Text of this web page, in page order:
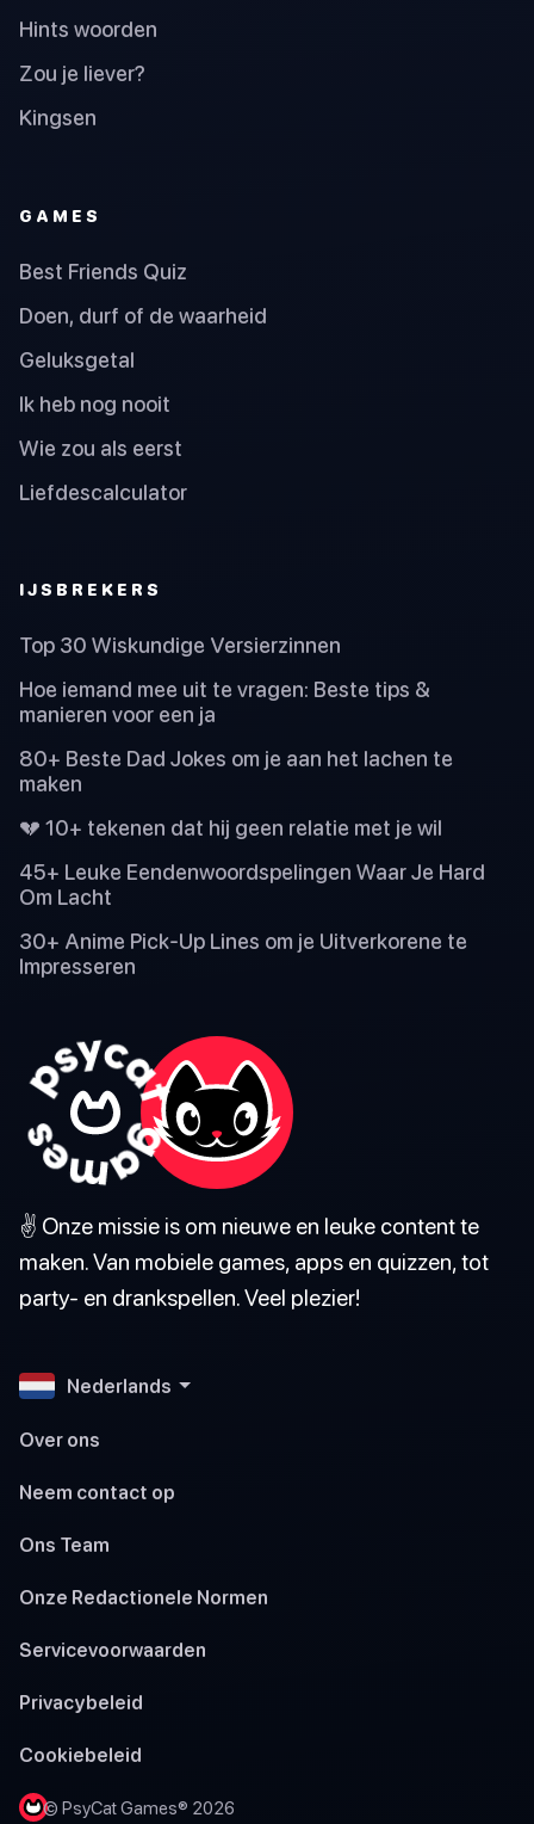
Hints woorden
Zou je liever?
Kingsen
GAMES
Best Friends Quiz
Doen, durf of de waarheid
Geluksgetal
Ik heb nog nooit
Wie zou als eerst
Liefdescalculator
IJSBREKERS
Top 30 Wiskundige Versierzinnen
Hoe iemand mee uit te vragen: Beste tips &
manieren voor een ja
80+ Beste Dad Jokes om je aan het lachen te
maken
💔 10+ tekenen dat hij geen relatie met je wil
45+ Leuke Eendenwoordspelingen Waar Je Hard
Om Lacht
30+ Anime Pick-Up Lines om je Uitverkorene te
Impresseren
✌️ Onze missie is om nieuwe en leuke content te
maken. Van mobiele games, apps en quizzen, tot
party- en drankspellen. Veel plezier!
Nederlands
Over ons
Neem contact op
Ons Team
Onze Redactionele Normen
Servicevoorwaarden
Privacybeleid
Cookiebeleid
© PsyCat Games® 2026